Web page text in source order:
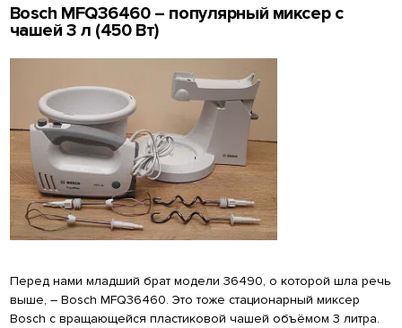
Bosch MFQ36460 – популярный миксер с
чашей 3 л (450 Вт)
Перед нами младший брат модели 36490, о которой шла речь
выше, – Bosch MFQ36460. Это тоже стационарный миксер
Bosch с вращающейся пластиковой чашей объёмом 3 литра.